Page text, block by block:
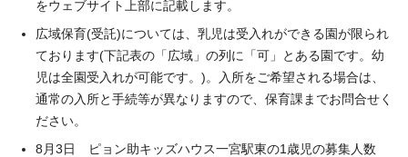
をウェブサイト上部に記載します。
広域保育(受託)については、乳児は受入れができる園が限られ
ております(下記表の「広域」の列に「可」とある園です。幼
児は全園受入れが可能です。)。入所をご希望される場合は、
通常の入所と手続等が異なりますので、保育課までお問合せく
ださい。
8月3日 ピョン助キッズハウス一宮駅東の1歳児の募集人数